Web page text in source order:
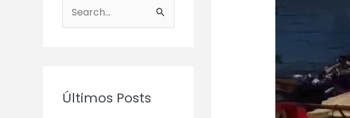
e
Últimos Posts